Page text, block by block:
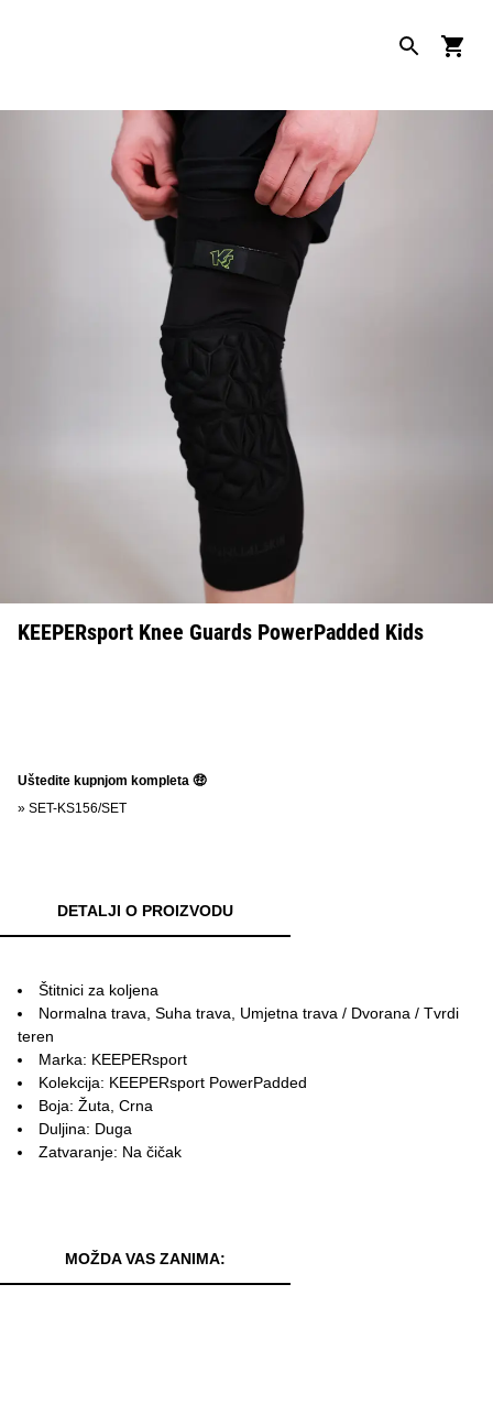
KEEPERsport Knee Guards PowerPadded Kids
Uštedite kupnjom kompleta 🤑
» SET-KS156/SET
DETALJI O PROIZVODU
Štitnici za koljena
Normalna trava, Suha trava, Umjetna trava / Dvorana / Tvrdi
teren
Marka: KEEPERsport
Kolekcija: KEEPERsport PowerPadded
Boja: Žuta, Crna
Duljina: Duga
Zatvaranje: Na čičak
MOŽDA VAS ZANIMA: